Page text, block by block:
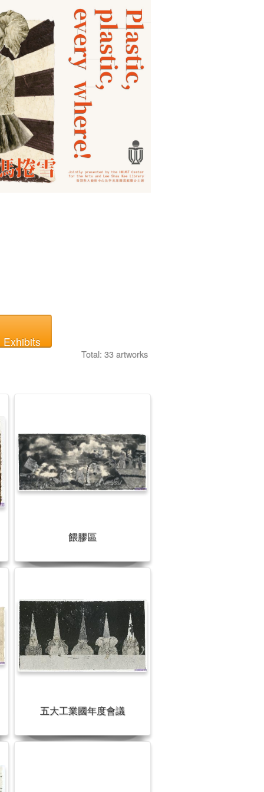
Total: 33 artworks
餵膠區
五大工業國年度會議